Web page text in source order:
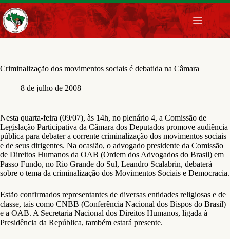
Pular
para
o
conteúdo
Criminalização dos movimentos sociais é debatida na Câmara
8 de julho de 2008
Nesta quarta-feira (09/07), às 14h, no plenário 4, a Comissão de
Legislação Participativa da Câmara dos Deputados promove audiência
pública para debater a corrente criminalização dos movimentos sociais
e de seus dirigentes. Na ocasião, o advogado presidente da Comissão
de Direitos Humanos da OAB (Ordem dos Advogados do Brasil) em
Passo Fundo, no Rio Grande do Sul, Leandro Scalabrin, debaterá
sobre o tema da criminalização dos Movimentos Sociais e Democracia.
Estão confirmados representantes de diversas entidades religiosas e de
classe, tais como CNBB (Conferência Nacional dos Bispos do Brasil)
e a OAB. A Secretaria Nacional dos Direitos Humanos, ligada à
Presidência da República, também estará presente.